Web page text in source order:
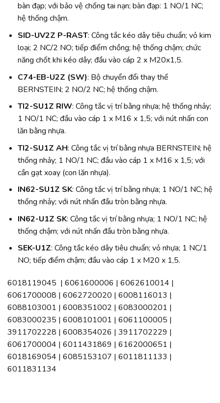
bàn đạp; với bảo vệ chống tai nạn; bàn đạp: 1 NO/1 NC;
hệ thống chậm.
SID-UV2Z P-RAST: Công tắc kéo dây tiêu chuẩn; vỏ kim
loại; 2 NC/2 NO; tiếp điểm chồng; hệ thống chậm; chức
năng chốt khi kéo dây; đầu vào cáp 2 x M20x1,5.
C74-EB-U2Z (SW): Bộ chuyển đổi thay thế
BERNSTEIN; 2 NO/2 NC; hệ thống chậm.
TI2-SU1Z RIW: Công tắc vị trí bằng nhựa; hệ thống nhảy;
1 NO/1 NC; đầu vào cáp 1 x M16 x 1,5; với nút nhấn con
lăn bằng nhựa.
TI2-SU1Z AH: Công tắc vị trí bằng nhựa BERNSTEIN; hệ
thống nhảy; 1 NO/1 NC; đầu vào cáp 1 x M16 x 1,5; với
cần gạt xoay (con lăn nhựa).
IN62-SU1Z SK: Công tắc vị trí bằng nhựa; 1 NO/1 NC; hệ
thống nhảy; với nút nhấn đầu tròn bằng nhựa.
IN62-U1Z SK: Công tắc vị trí bằng nhựa; 1 NO/1 NC; hệ
thống chậm; với nút nhấn đầu tròn bằng nhựa.
SEK-U1Z: Công tắc kéo dây tiêu chuẩn; vỏ nhựa; 1 NC/1
NO; tiếp điểm chậm; đầu vào cáp 1 x M20 x 1,5.
6018119045 | 6061600006 | 6062610014 |
6061700008 | 6062720020 | 6008116013 |
6088103001 | 6008351002 | 6083000201 |
6083000235 | 6008101001 | 6061100005 |
3911702228 | 6008354026 | 3911702229 |
6061700004 | 6011431869 | 6162000651 |
6018169054 | 6085153107 | 6011811133 |
6011831134